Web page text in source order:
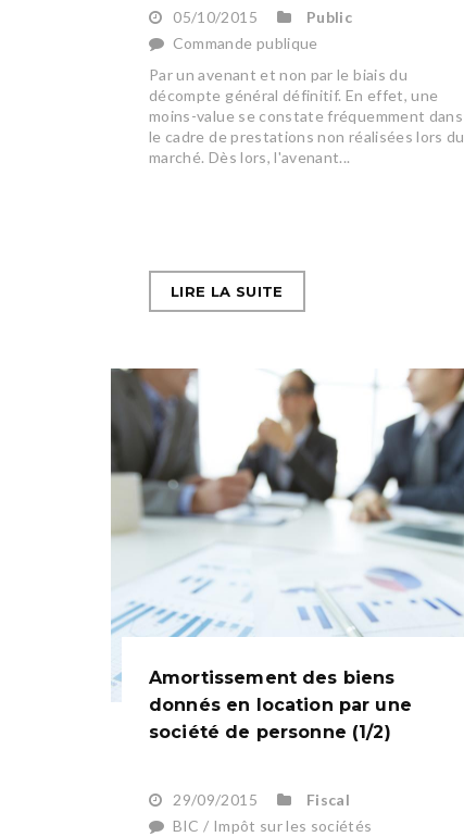
05/10/2015
Public
Commande publique
Par un avenant et non par le biais du
décompte général définitif. En effet, une
moins-value se constate fréquemment dans
le cadre de prestations non réalisées lors du
marché. Dès lors, l'avenant...
LIRE LA SUITE
Amortissement des biens
donnés en location par une
société de personne (1/2)
29/09/2015
Fiscal
BIC / Impôt sur les sociétés